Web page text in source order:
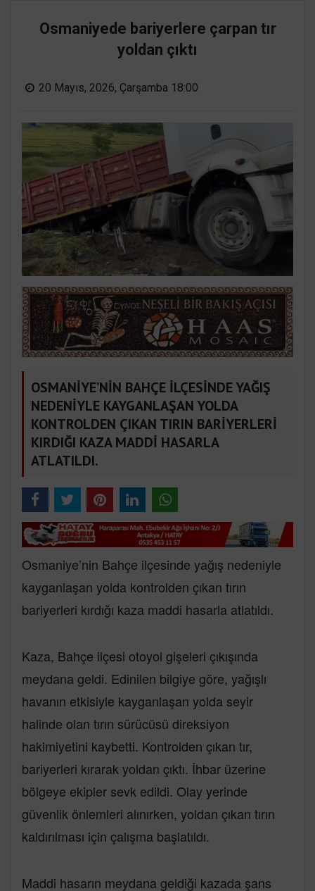
Osmaniyede bariyerlere çarpan tır
yoldan çıktı
20 Mayıs, 2026, Çarşamba 18:00
OSMANİYE’NİN BAHÇE İLÇESİNDE YAĞIŞ
NEDENİYLE KAYGANLAŞAN YOLDA
KONTROLDEN ÇIKAN TIRIN BARİYERLERİ
KIRDIĞI KAZA MADDİ HASARLA
ATLATILDI.
Osmaniye’nin Bahçe ilçesinde yağış nedeniyle
kayganlaşan yolda kontrolden çıkan tırın
bariyerleri kırdığı kaza maddi hasarla atlatıldı.
Kaza, Bahçe ilçesi otoyol gişeleri çıkışında
meydana geldi. Edinilen bilgiye göre, yağışlı
havanın etkisiyle kayganlaşan yolda seyir
halinde olan tırın sürücüsü direksiyon
hakimiyetini kaybetti. Kontrolden çıkan tır,
bariyerleri kırarak yoldan çıktı. İhbar üzerine
bölgeye ekipler sevk edildi. Olay yerinde
güvenlik önlemleri alınırken, yoldan çıkan tırın
kaldırılması için çalışma başlatıldı.
Maddi hasarın meydana geldiği kazada şans